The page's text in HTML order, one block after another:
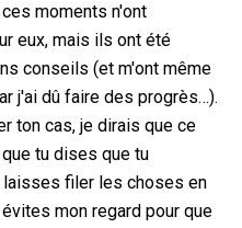
moments n'ont
eux, mais ils ont été
conseils (et m'ont même
j'ai dû faire des progrès…).
ton cas, je dirais que ce
tu dises que tu
filer les choses en
mon regard pour que